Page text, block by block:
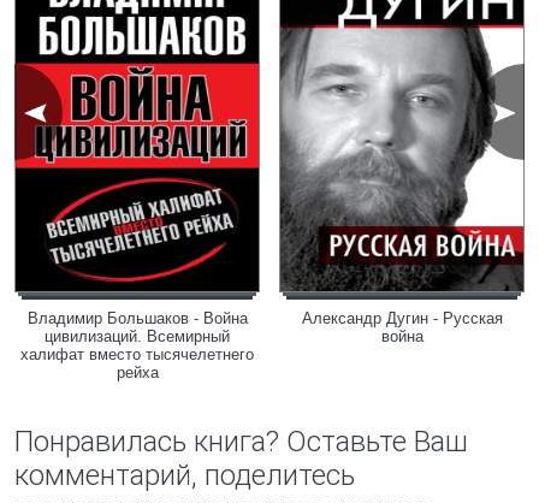
Владимир Большаков - Война
цивилизаций. Всемирный
халифат вместо тысячелетнего
рейха
Александр Дугин - Русская
война
Понравилась книга? Оставьте Ваш
комментарий, поделитесь